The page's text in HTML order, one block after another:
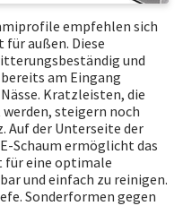
empfehlen sich
außen. Diese
und
am Eingang
Kratzleisten, die
steigern noch
Auf der Unterseite der
Schaum ermöglicht das
für eine optimale
und einfach zu reinigen.
Sonderformen gegen